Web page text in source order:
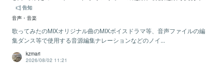
告知
音声・音楽
歌ってみたのMIXオリジナル曲のMIXボイスドラマ等、音声ファイルの編
集ダンス等で使用する音源編集ナレーションなどのノイ...
kzmari
2026/08/02 11:21